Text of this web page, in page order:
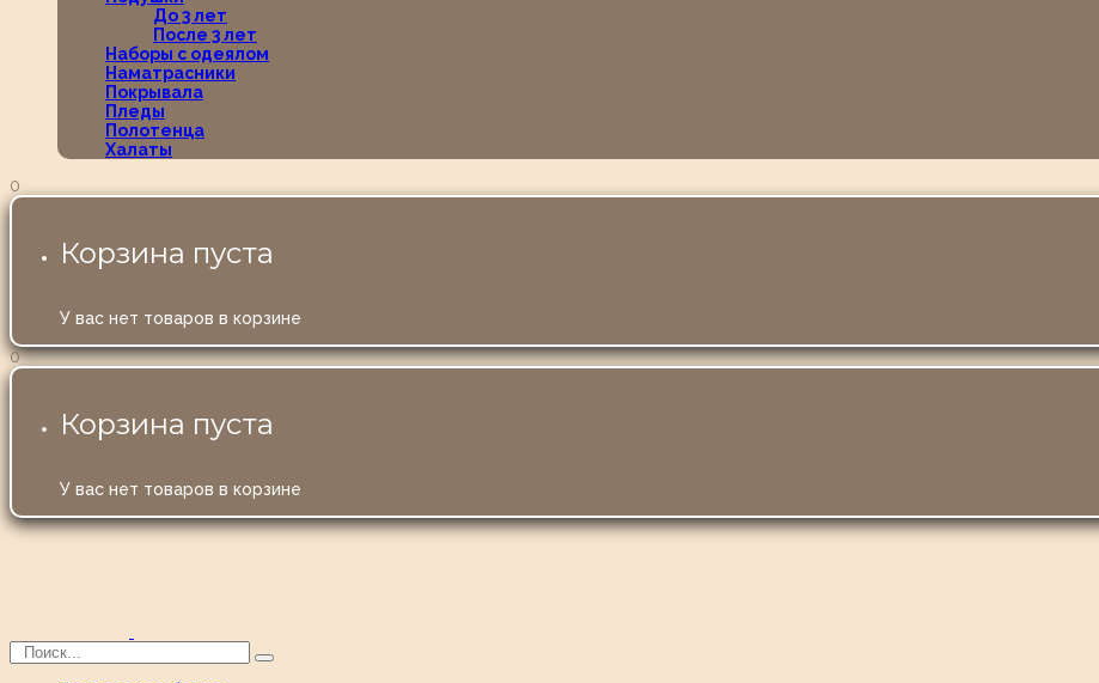
До 3 лет
После 3 лет
Наборы с одеялом
Наматрасники
Покрывала
Пледы
Полотенца
Халаты
0
Корзина пуста
У вас нет товаров в корзине
0
Корзина пуста
У вас нет товаров в корзине